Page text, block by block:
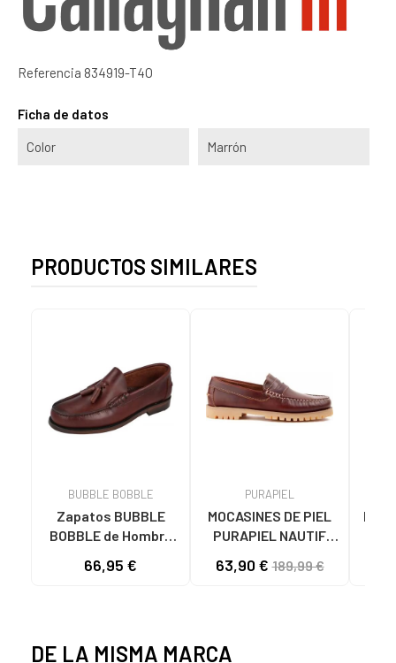
Referencia 834919-T4O
Ficha de datos
Color Marrón
PRODUCTOS SIMILARES
BUBBLE BOBBLE
Zapatos BUBBLE
BOBBLE de Hombre
PIEL HOMBRE
66,95 €
PURAPIEL
MOCASINES DE PIEL
PURAPIEL NAUTIF
BROWN
63,90 €189,99 €
DE LA MISMA MARCA